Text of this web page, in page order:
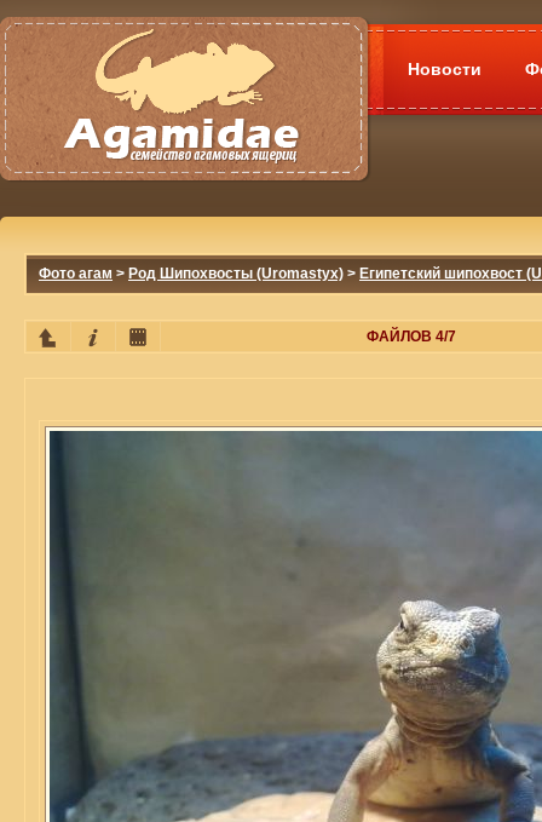
Новости
Фото агам > Род Шипохвосты (Uromastyx) > Египетский шипохвост
ФАЙЛОВ 4/7